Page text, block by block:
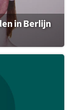
in Berlijn